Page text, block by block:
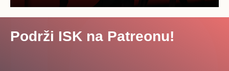
Podrži ISK na Patreonu!